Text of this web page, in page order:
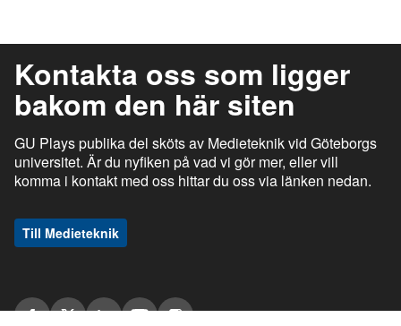
Kontakta oss som ligger
bakom den här siten
GU Plays publika del sköts av Medieteknik vid Göteborgs
universitet. Är du nyfiken på vad vi gör mer, eller vill
komma i kontakt med oss hittar du oss via länken nedan.
Till Medieteknik